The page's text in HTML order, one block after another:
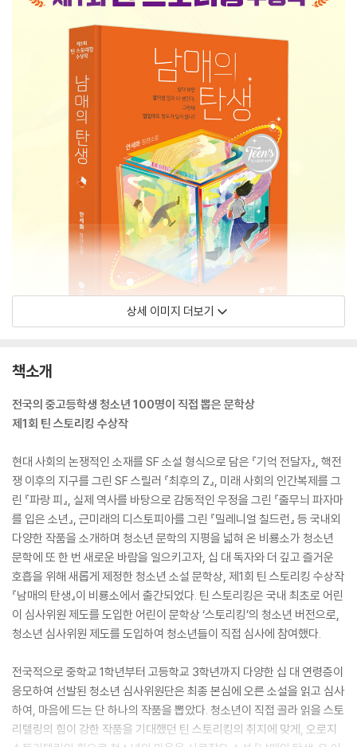
상세 이미지 더보기
책소개
전국의 중고등학생 청소년 100명이 직접 뽑은 문학상
제1회 틴 스토리킹 수상작
현대 사회의 논쟁적인 소재를 SF 소설 형식으로 담은 『기억 전달자』, 핵전
쟁 이후의 지구를 그린 SF 스릴러 『최후의 Z』, 미래 사회의 인간복제를 그
린 『파랑 피』, 실제 역사를 바탕으로 감동적인 우정을 그린 『줄무늬 파자마
를 입은 소년』, 근미래의 디스토피아를 그린 『밀레니얼 칠드런』 등 국내외
다양한 작품을 소개하며 청소년 문학의 지평을 넓혀 온 비룡소가 청소년
문학에 또 한 번 새로운 바람을 일으키고자, 십 대 독자와 더 깊고 즐거운
호흡을 위해 새롭게 제정한 청소년 소설 문학상, 제1회 틴 스토리킹 수상작
『남매의 탄생』이 비룡소에서 출간되었다. 틴 스토리킹은 국내 최초로 어린
이 심사위원 제도를 도입한 어린이 문학상 ‘스토리킹’의 청소년 버전으로,
청소년 심사위원 제도를 도입하여 청소년들이 직접 심사에 참여했다.
전국적으로 중학교 1학년부터 고등학교 3학년까지 다양한 십 대 연령층이
응모하여 선발된 청소년 심사위원단은 최종 본심에 오른 소설을 읽고 심사
하여, 마음에 드는 단 하나의 작품을 뽑았다. 청소년이 직접 골라 읽을 스토
리텔링의 힘이 강한 작품을 기대했던 틴 스토리킹의 취지에 맞게, 오로지